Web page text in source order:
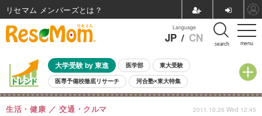
menu
Language
JP / CN search
大学受験 by 東進 医学部 東大受験
医専予備校徹底リサーチ 河合塾×東大特集
親子で考える大学選び 高校受験 中学受験 小学校受験
共通テスト 夏休み 8月開催学校説明会・相談会
生活・健康 交通・クルマ 2011.10.26 Wed 12:45
リセマム メンバーズ